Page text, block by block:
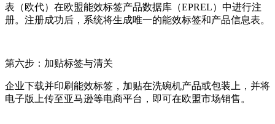
表（欧代）在欧盟能效标签产品数据库（EPREL）中进行注
册。注册成功后，系统将生成唯一的能效标签和产品信息表。
第六步：加贴标签与清关
企业下载并印刷能效标签，加贴在洗碗机产品或包装上，并将
电子版上传至亚马逊等电商平台，即可在欧盟市场销售。